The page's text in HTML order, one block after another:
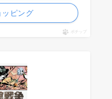
ッピング
ポチップ